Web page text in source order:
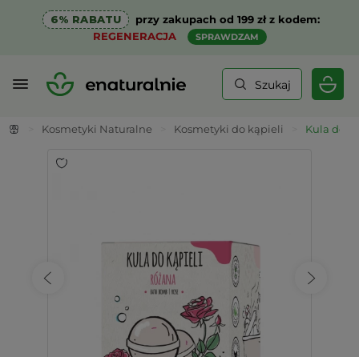
6% RABATU
przy zakupach od 199 zł z kodem:
REGENERACJA
SPRAWDZAM
Szukaj
Kosmetyki Naturalne Kosmetyki do kąpieli Kula do